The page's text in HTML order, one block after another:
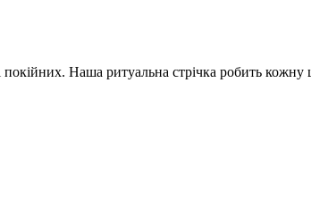
Наша ритуальна стрічка робить